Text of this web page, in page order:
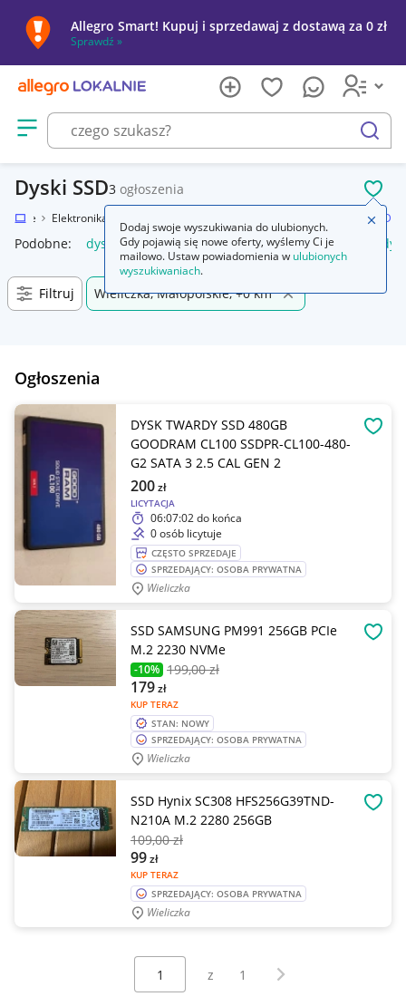
Allegro Smart! Kupuj i sprzedawaj z dostawą za 0 zł
Sprawdź »
Otwórz menu z kategoriami
szukaj
Dyski SSD3 ogłoszenia
Elektronika Dyski SSD
Podobne: dysk ssd dysk zewnętrzny ssd dysk ssd 1tb
Filtruj Wieliczka, Małopolskie, +0 km
Ogłoszenia
DYSK TWARDY SSD 480GB
GOODRAM CL100 SSDPR-CL100-480-
G2 SATA 3 2.5 CAL GEN 2
LICYTACJA
200zł
06:07:02do końca
0 osób licytuje
CZĘSTO SPRZEDAJE
SPRZEDAJĄCY: OSOBA PRYWATNA
Wieliczka
SSD SAMSUNG PM991 256GB PCIe
M.2 2230 NVMe
-10% 199,00 zł
KUP TERAZ
179zł
STAN: NOWY
SPRZEDAJĄCY: OSOBA PRYWATNA
Wieliczka
SSD Hynix SC308 HFS256G39TND-
N210A M.2 2280 256GB
109,00 zł
KUP TERAZ
99zł
SPRZEDAJĄCY: OSOBA PRYWATNA
Wieliczka
Wybierz stronę:
z 1 Następna strona
Dodaj swoje wyszukiwania do ulubionych.
Gdy pojawią się nowe oferty, wyślemy Ci je
mailowo. Ustaw powiadomienia w ulubionych
wyszukiwaniach.